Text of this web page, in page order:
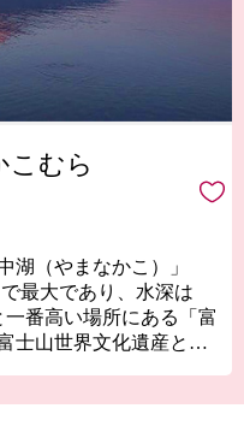
こむら
湖（やまなかこ）」
最大であり、水深は
一番高い場所にある「富
士山世界文化遺産と併